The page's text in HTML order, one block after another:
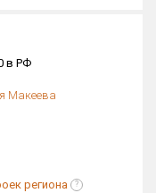
в РФ
Макеева
региона ?